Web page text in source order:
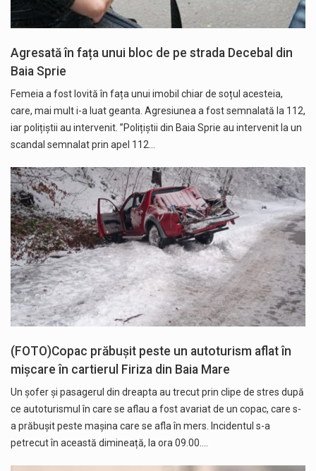
Agresată în fața unui bloc de pe strada Decebal din
Baia Sprie
Femeia a fost lovită în fața unui imobil chiar de soțul acesteia,
care, mai mult i-a luat geanta. Agresiunea a fost semnalată la 112,
iar polițiștii au intervenit. ”Polițiștii din Baia Sprie au intervenit la un
scandal semnalat prin apel 112…
(FOTO)Copac prăbușit peste un autoturism aflat în
mișcare în cartierul Firiza din Baia Mare
Un șofer și pasagerul din dreapta au trecut prin clipe de stres după
ce autoturismul în care se aflau a fost avariat de un copac, care s-
a prăbușit peste mașina care se afla în mers. Incidentul s-a
petrecut în această dimineață, la ora 09.00.…